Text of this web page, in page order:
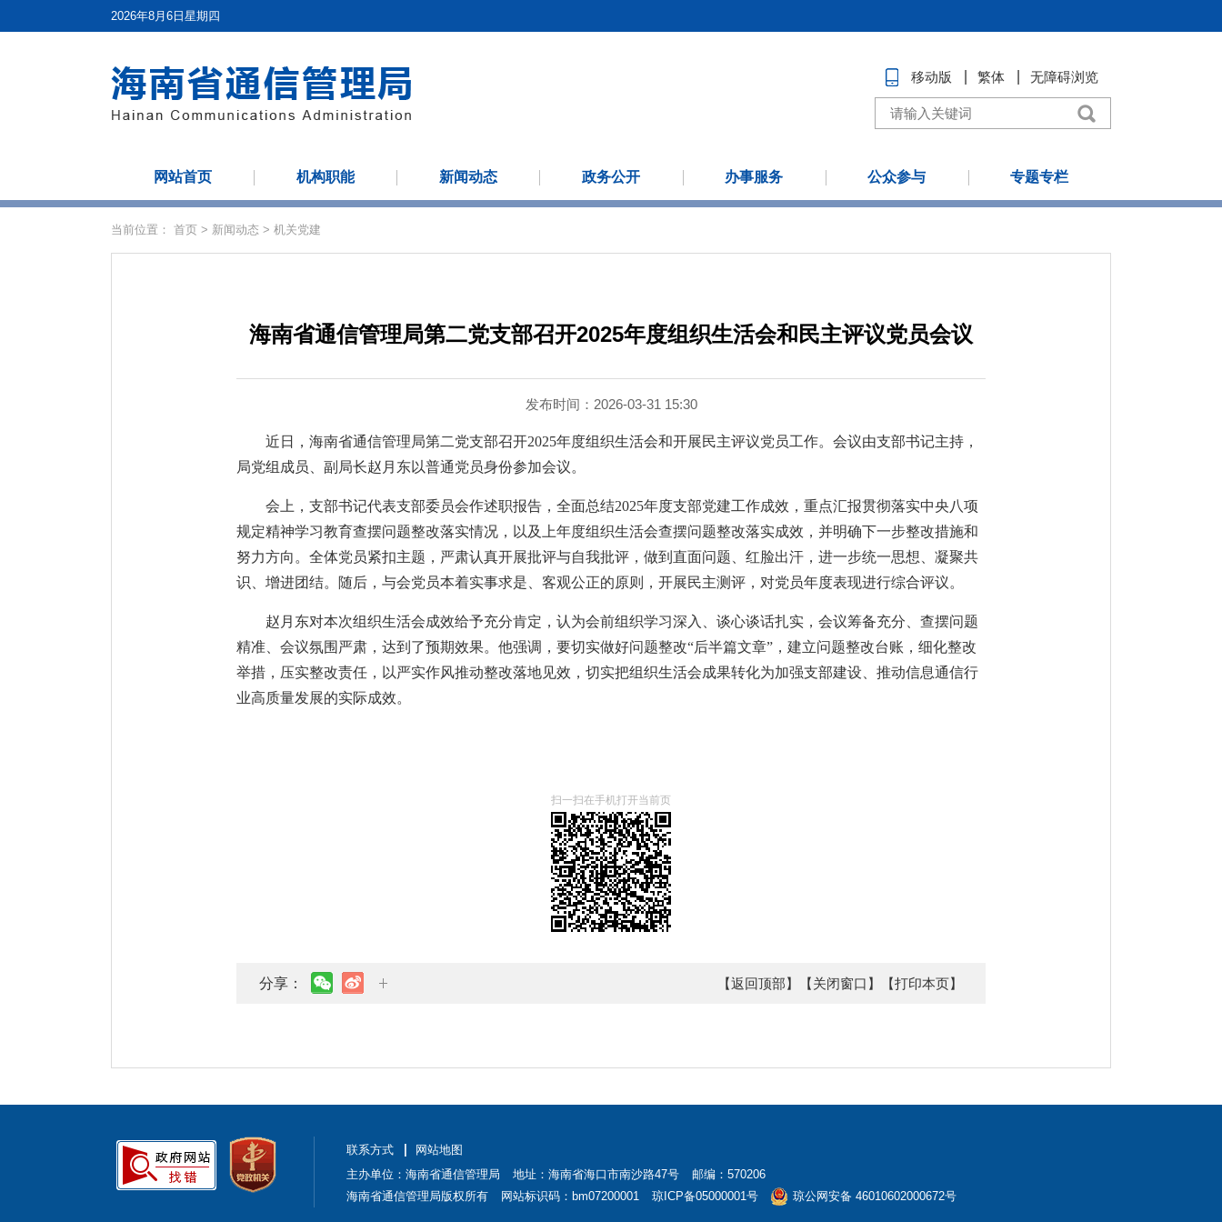
2026年8月6日星期四
移动版 繁体 无障碍浏览
网站首页 机构职能 新闻动态 政务公开 办事服务 公众参与 专题专栏
当前位置： 首页 > 新闻动态 > 机关党建
海南省通信管理局第二党支部召开2025年度组织生活会和民主评议党员会议
发布时间：2026-03-31 15:30
近日，海南省通信管理局第二党支部召开2025年度组织生活会和开展民主评议党员工作。会议由支部书记主持，
局党组成员、副局长赵月东以普通党员身份参加会议。
会上，支部书记代表支部委员会作述职报告，全面总结2025年度支部党建工作成效，重点汇报贯彻落实中央八项
规定精神学习教育查摆问题整改落实情况，以及上年度组织生活会查摆问题整改落实成效，并明确下一步整改措施和
努力方向。全体党员紧扣主题，严肃认真开展批评与自我批评，做到直面问题、红脸出汗，进一步统一思想、凝聚共
识、增进团结。随后，与会党员本着实事求是、客观公正的原则，开展民主测评，对党员年度表现进行综合评议。
赵月东对本次组织生活会成效给予充分肯定，认为会前组织学习深入、谈心谈话扎实，会议筹备充分、查摆问题
精准、会议氛围严肃，达到了预期效果。他强调，要切实做好问题整改“后半篇文章”，建立问题整改台账，细化整改
举措，压实整改责任，以严实作风推动整改落地见效，切实把组织生活会成果转化为加强支部建设、推动信息通信行
业高质量发展的实际成效。
扫一扫在手机打开当前页
分享： 【返回顶部】 【关闭窗口】 【打印本页】
联系方式
网站地图
主办单位：海南省通信管理局
地址：海南省海口市南沙路47号
邮编：570206
海南省通信管理局版权所有
网站标识码：bm07200001 琼ICP备05000001号 琼公网安备 46010602000672号